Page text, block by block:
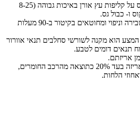
מצע לגידול סחלבים מבוסס על קליפות עץ אורן באיכות גבוהה (8-25
ו- כבול גס.
קליפות עץ אורן עוברים שבירה וניפוי ומחוטאים בקיטור ב-90 מעלות
הוא מקנה לשורשי סחלבים תנאי אוורור
תנאים דומים לטבע.
אריזתם.
הנפח יכול לרדת לאחר האריזה בעד 20% כתוצאה מהרכב החומרים,
הלחות.